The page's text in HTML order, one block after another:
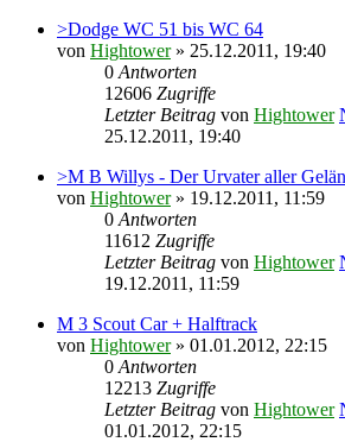
>Dodge WC 51 bis WC 64
von Hightower» 25.12.2011, 19:40
0 Antworten
12606 Zugriffe
Letzter Beitrag von Hightower
25.12.2011, 19:40
>M B Willys - Der Urvater aller
von Hightower» 19.12.2011, 11:59
0 Antworten
11612 Zugriffe
Letzter Beitrag von Hightower
19.12.2011, 11:59
M 3 Scout Car + Halftrack
von Hightower» 01.01.2012, 22:15
0 Antworten
12213 Zugriffe
Letzter Beitrag von Hightower
01.01.2012, 22:15